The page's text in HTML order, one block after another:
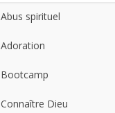
Abus spirituel
Adoration
Bootcamp
Connaître Dieu